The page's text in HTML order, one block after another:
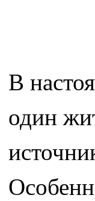
В
один